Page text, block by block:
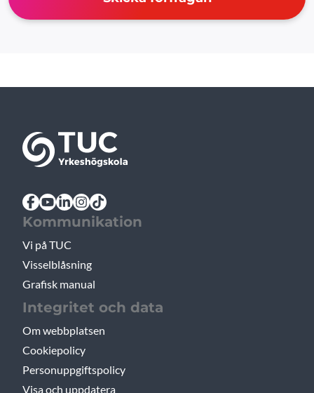
Kommunikation
Vi på TUC
Visselblåsning
Grafisk manual
Integritet och data
Om webbplatsen
Cookiepolicy
Personuppgiftspolicy
Visa och uppdatera